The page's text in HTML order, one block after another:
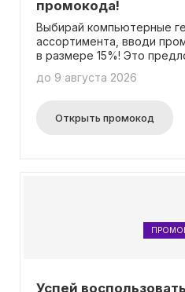
промокода!
Выбирай компьютерные
ассортимента, вводи
в размере 15%! Это
исключением уже
до 9 августа 2026
Открыть промокод
Успей